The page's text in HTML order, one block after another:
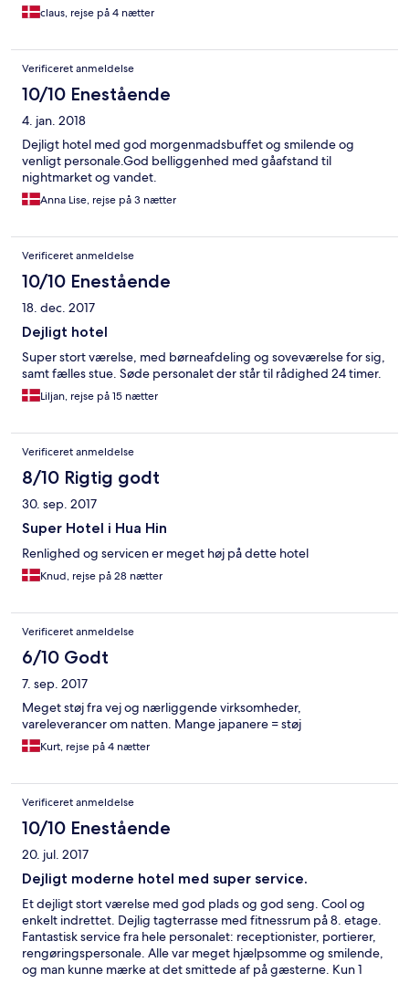
claus, rejse på 4 nætter
Verificeret anmeldelse
10/10 Enestående
4. jan. 2018
Dejligt hotel med god morgenmadsbuffet og smilende og
venligt personale.God belliggenhed med gåafstand til
nightmarket og vandet.
Anna Lise, rejse på 3 nætter
Verificeret anmeldelse
10/10 Enestående
18. dec. 2017
Dejligt hotel
Super stort værelse, med børneafdeling og soveværelse for sig,
samt fælles stue. Søde personalet der står til rådighed 24 timer.
Liljan, rejse på 15 nætter
Verificeret anmeldelse
8/10 Rigtig godt
30. sep. 2017
Super Hotel i Hua Hin
Renlighed og servicen er meget høj på dette hotel
Knud, rejse på 28 nætter
Verificeret anmeldelse
6/10 Godt
7. sep. 2017
Meget støj fra vej og nærliggende virksomheder,
vareleverancer om natten. Mange japanere = støj
Kurt, rejse på 4 nætter
Verificeret anmeldelse
10/10 Enestående
20. jul. 2017
Dejligt moderne hotel med super service.
Et dejligt stort værelse med god plads og god seng. Cool og
enkelt indrettet. Dejlig tagterrasse med fitnessrum på 8. etage.
Fantastisk service fra hele personalet: receptionister, portierer,
rengøringspersonale. Alle var meget hjælpsomme og smilende,
og man kunne mærke at det smittede af på gæsterne. Kun 1